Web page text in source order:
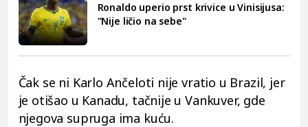
Ronaldo uperio prst krivice u Vinisijusa:
"Nije ličio na sebe"
Čak se ni Karlo Ančeloti nije vratio u Brazil, jer
je otišao u Kanadu, tačnije u Vankuver, gde
njegova supruga ima kuću.